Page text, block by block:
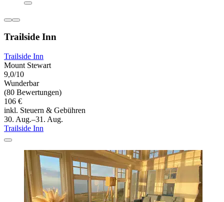
Trailside Inn
Trailside Inn
Mount Stewart
9,0/10
Wunderbar
(80 Bewertungen)
106 €
inkl. Steuern & Gebühren
30. Aug.–31. Aug.
Trailside Inn